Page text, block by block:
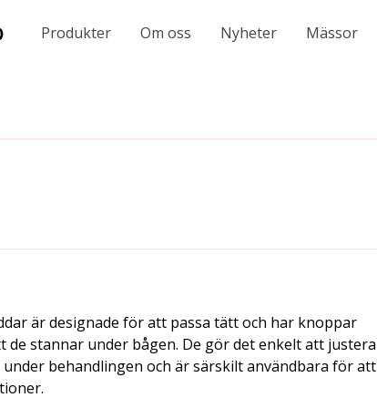
Produkter Om oss Nyheter Mässor
är designade för att passa tätt och har knoppar
de stannar under bågen. De gör det enkelt att justera
behandlingen och är särskilt användbara för att